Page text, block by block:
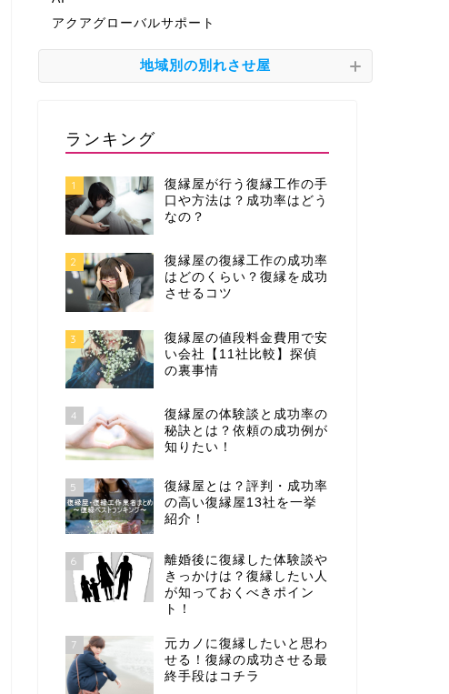
アクアグローバルサポート
地域別の別れさせ屋
ランキング
1
復縁屋が行う復縁工作の手
口や方法は？成功率はどう
なの？
2
復縁屋の復縁工作の成功率
はどのくらい？復縁を成功
させるコツ
3
復縁屋の値段料金費用で安
い会社【11社比較】探偵
の裏事情
4
復縁屋の体験談と成功率の
秘訣とは？依頼の成功例が
知りたい！
5
復縁屋とは？評判・成功率
の高い復縁屋13社を一挙
紹介！
6
離婚後に復縁した体験談や
きっかけは？復縁したい人
が知っておくべきポイン
ト！
7
元カノに復縁したいと思わ
せる！復縁の成功させる最
終手段はコチラ